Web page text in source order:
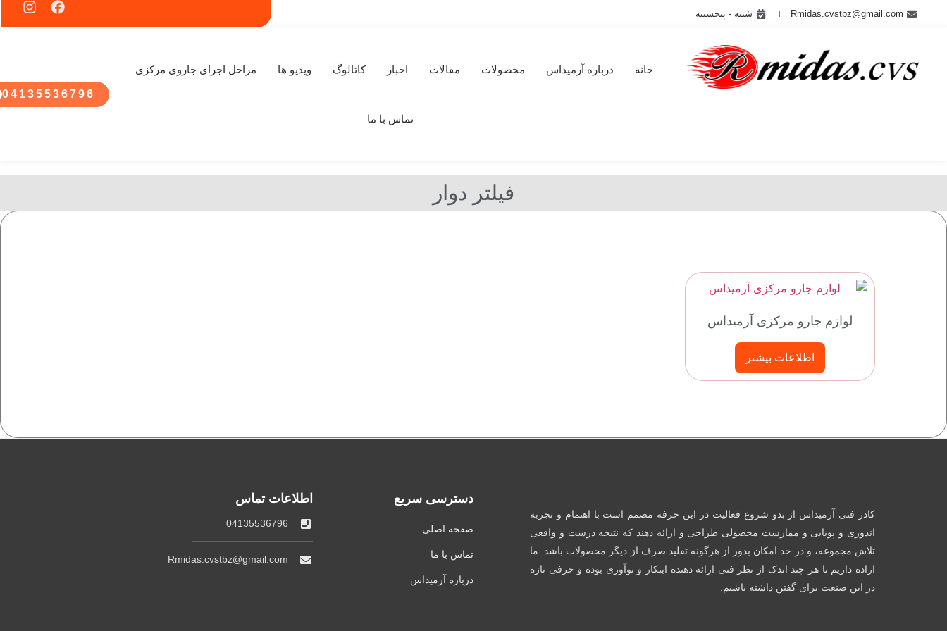
Rmidas.cvstbz@gmail.com شنبه - پنجشنبه
خانه درباره آرمیداس محصولات مقالات اخبار کاتالوگ ویدیو ها مراحل اجرای جاروی مرکزی
تماس با ما
04135536796
فیلتر دوار
لوازم جارو مرکزی آرمیداس
اطلاعات بیشتر
کادر فنی آرمیداس از بدو شروع فعالیت در این حرفه مصمم است با اهتمام و تجربه
اندوزی و پویایی و ممارست محصولی طراحی و ارائه دهند که نتیجه درست و واقعی
تلاش مجموعه، و در حد امکان بدور از هرگونه تقلید صرف از دیگر محصولات باشد. ما
اراده داریم تا هر چند اندک از نظر فنی ارائه دهنده ابتکار و نوآوری بوده و حرفی تازه
در این صنعت برای گفتن داشته باشیم.
دسترسی سریع
صفحه اصلی
تماس با ما
درباره آرمیداس
اطلاعات تماس
04135536796
Rmidas.cvstbz@gmail.com